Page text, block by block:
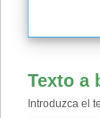
Texto a
Introduzca el